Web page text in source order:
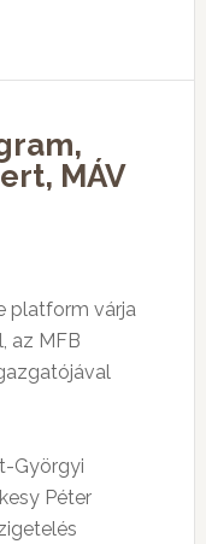
MÁV
platform várja
az MFB
Györgyi
Péter